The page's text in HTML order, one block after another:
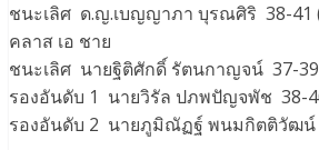
ชนะเลิศ ด.ญ.เบญญาภา บุรณศิริ 38-41
คลาส เอ ชาย
ชนะเลิศ นายฐิติศักดิ์ รัตนกาญจน์ 37-39
รองอันดับ 1 นายวิรัล ปภพปัญจพัช 38-
รองอันดับ 2 นายภูมิณัฏฐ์ พนมกิตติวัฒน์